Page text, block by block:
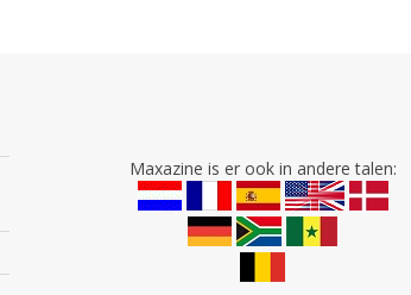
Maxazine is er ook in andere talen: